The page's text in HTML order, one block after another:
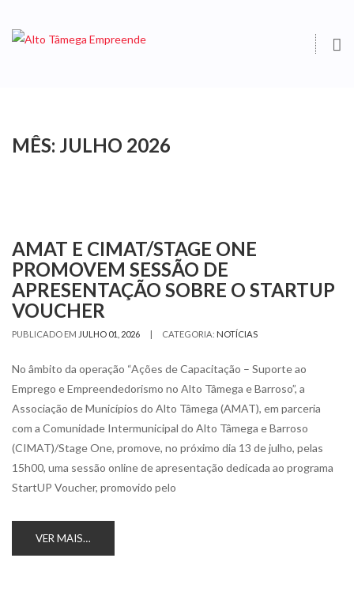
MÊS: JULHO 2026
AMAT E CIMAT/STAGE ONE
PROMOVEM SESSÃO DE
APRESENTAÇÃO SOBRE O STARTUP
VOUCHER
PUBLICADO EM JULHO 01, 2026 | CATEGORIA: NOTÍCIAS
No âmbito da operação “Ações de Capacitação – Suporte ao
Emprego e Empreendedorismo no Alto Tâmega e Barroso”, a
Associação de Municípios do Alto Tâmega (AMAT), em parceria
com a Comunidade Intermunicipal do Alto Tâmega e Barroso
(CIMAT)/Stage One, promove, no próximo dia 13 de julho, pelas
15h00, uma sessão online de apresentação dedicada ao programa
StartUP Voucher, promovido pelo
VER MAIS…